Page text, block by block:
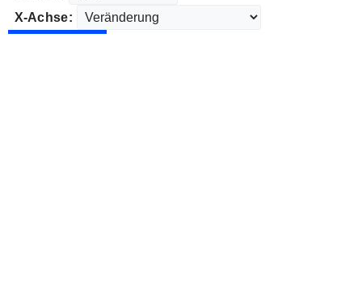
X-Achse: